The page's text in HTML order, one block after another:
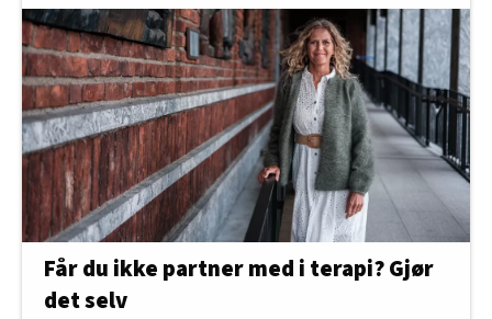
Får du ikke partner med i terapi? Gjør
det selv